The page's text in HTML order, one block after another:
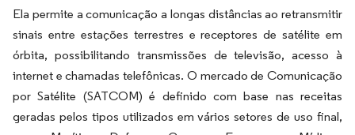
Ela permite a comunicação a longas distâncias ao retransmitir
sinais entre estações terrestres e receptores de satélite em
órbita, possibilitando transmissões de televisão, acesso à
internet e chamadas telefônicas. O mercado de Comunicação
por Satélite (SATCOM) é definido com base nas receitas
geradas pelos tipos utilizados em vários setores de uso final,